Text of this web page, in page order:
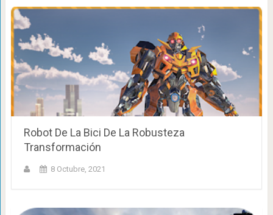
Robot De La Bici De La Robusteza
Transformación
8 Octubre, 2021